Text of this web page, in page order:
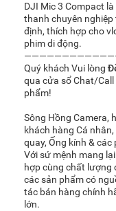
DJI Mic 3 Compact
thanh chuyên
định, thích hợp cho
phim di động.
Quý khách Vui lòng
qua cửa sổ Chat/
phẩm!
Sông Hồng Camera,
khách hàng Cá
quay, Ống kính &
Với sứ mệnh mang
hợp cùng chất lượng
các sản phẩm có
tác bán hàng chính
lớn.